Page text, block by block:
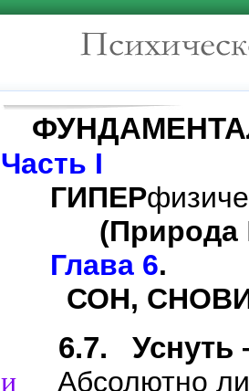
Часть I
ГИПЕР
(Природа
Глава 6.
СОН,
6.7. Уснуть
и Абсолютно ли